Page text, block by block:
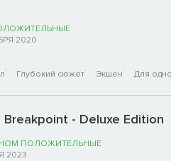
2020
Глубокий сюжет Экшен Для
Breakpoint - Deluxe Edition
ПОЛОЖИТЕЛЬНЫЕ
2023